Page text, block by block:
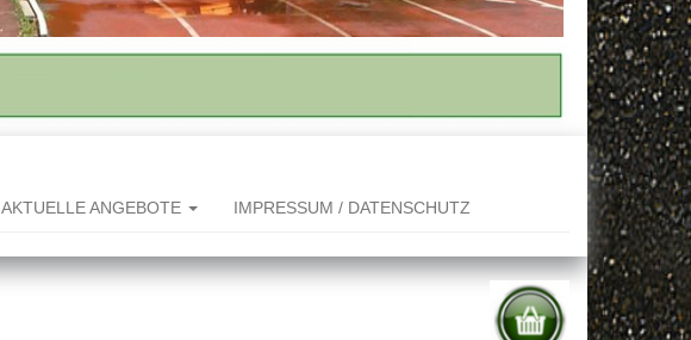
AKTUELLE ANGEBOTE IMPRESSUM / DATENSCHUTZ